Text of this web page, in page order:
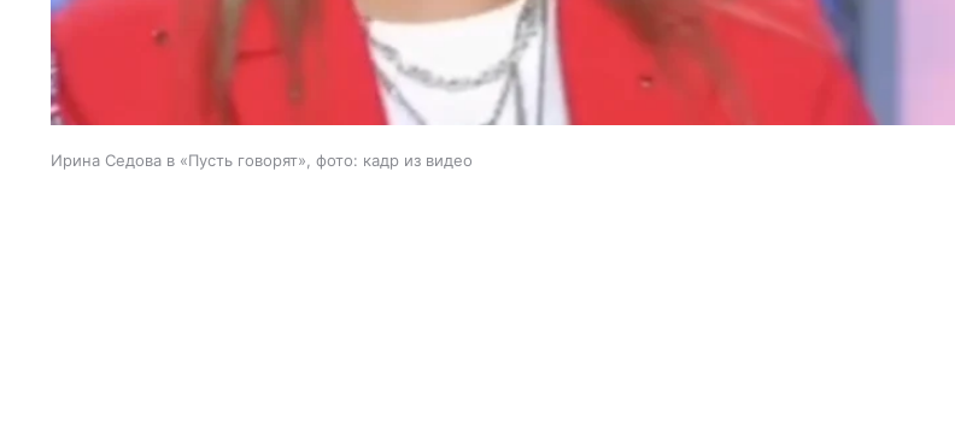
Ирина Седова в «Пусть говорят», фото: кадр из видео